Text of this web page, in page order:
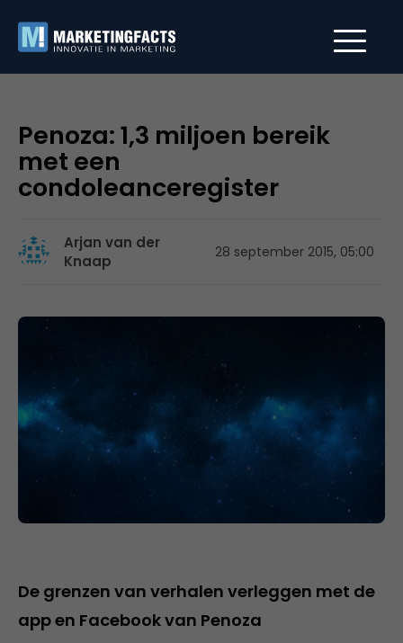
Penoza: 1,3 miljoen bereik
met een
condoleanceregister
Arjan van der
Knaap
28 september 2015, 05:00
De grenzen van verhalen verleggen met de
app en Facebook van Penoza